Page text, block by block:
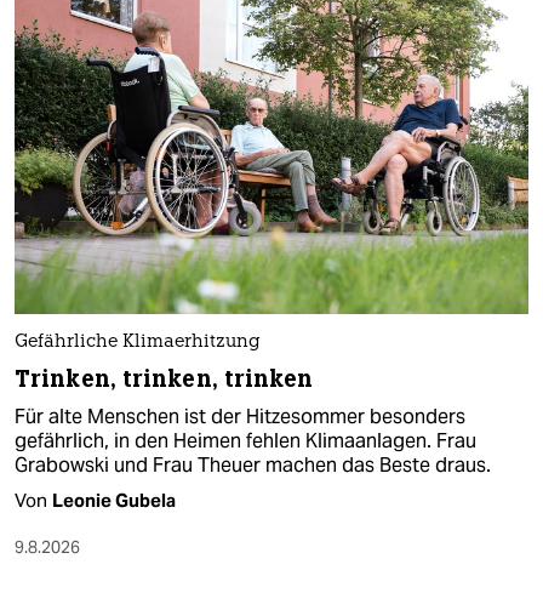
Gefährliche Klimaerhitzung
Trinken, trinken, trinken
Für alte Menschen ist der Hitzesommer besonders
gefährlich, in den Heimen fehlen Klimaanlagen. Frau
Grabowski und Frau Theuer machen das Beste draus.
Von Leonie Gubela
9.8.2026